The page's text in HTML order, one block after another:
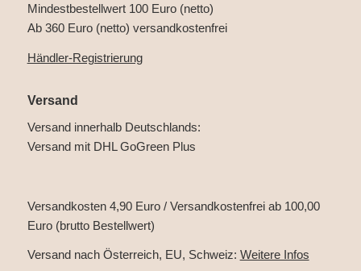
Mindestbestellwert 100 Euro (netto)
Ab 360 Euro (netto) versandkostenfrei
Händler-Registrierung
Versand
Versand innerhalb Deutschlands:
Versand mit DHL GoGreen Plus
Versandkosten 4,90 Euro / Versandkostenfrei ab 100,00
Euro (brutto Bestellwert)
Versand nach Österreich, EU, Schweiz: Weitere Infos